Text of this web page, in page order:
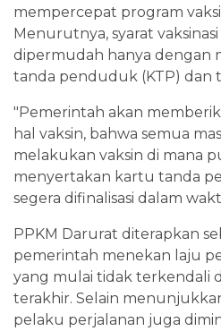
mempercepat program
Menurutnya, syarat
dipermudah hanya dengan
tanda penduduk (KTP) dan
"Pemerintah akan
hal vaksin, bahwa semua
melakukan vaksin di mana
menyertakan kartu tanda
segera difinalisasi dalam
PPKM Darurat diterapkan
pemerintah menekan laju
yang mulai tidak terkendali
terakhir. Selain
pelaku perjalanan juga